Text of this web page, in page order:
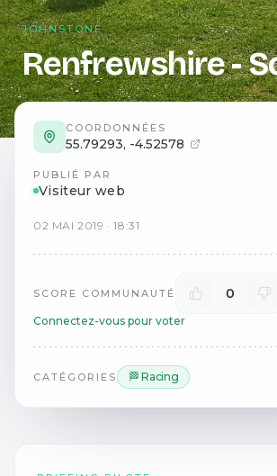
JOHNSTONE
Renfrewshire -
COORDONNÉES
55.79293, -4.52578
PUBLIÉ PAR
Visiteur web
02 MAI 2019 ·18:31
SCORE COMMUNAUTÉ 0
Connectez-vous pour voter
CATÉGORIES 🏁 Racing